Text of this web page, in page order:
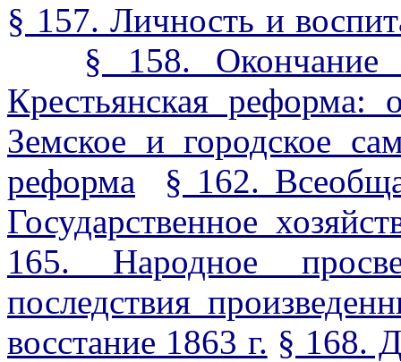
§ 157. Личность и
§ 158. Окончание
Крестьянская реформа:
Земское и городское
реформа
§ 162.
Государственное
165. Народное
последствия
восстание 1863 г. § 168.